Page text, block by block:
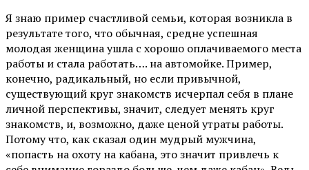
Я знаю пример счастливой семьи, которая возникла в
результате того, что обычная, средне успешная
молодая женщина ушла с хорошо оплачиваемого места
работы и стала работать…. на автомойке. Пример,
конечно, радикальный, но если привычной,
существующий круг знакомств исчерпал себя в плане
личной перспективы, значит, следует менять круг
знакомств, и, возможно, даже ценой утраты работы.
Потому что, как сказал один мудрый мужчина,
«попасть на охоту на кабана, это значит привлечь к